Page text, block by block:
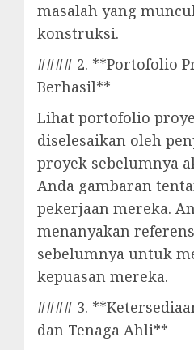
masalah yang
konstruksi.
#### 2. **Portofolio
Berhasil**
Lihat portofolio
diselesaikan oleh
proyek sebelumnya
Anda gambaran
pekerjaan mereka.
menanyakan
sebelumnya untuk
kepuasan mereka.
#### 3.
dan Tenaga Ahli**